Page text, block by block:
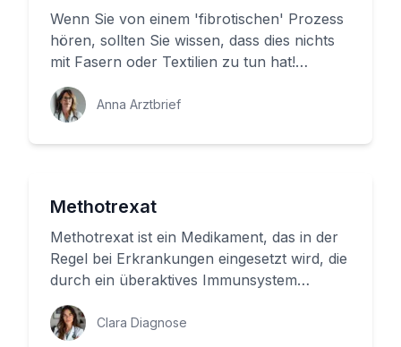
Wenn Sie von einem 'fibrotischen' Prozess
hören, sollten Sie wissen, dass dies nichts
mit Fasern oder Textilien zu tun hat!
Stattdessen handelt es sic...
Anna Arztbrief
Methotrexat
Methotrexat ist ein Medikament, das in der
Regel bei Erkrankungen eingesetzt wird, die
durch ein überaktives Immunsystem
entstehen. Aber was macht Met...
Clara Diagnose